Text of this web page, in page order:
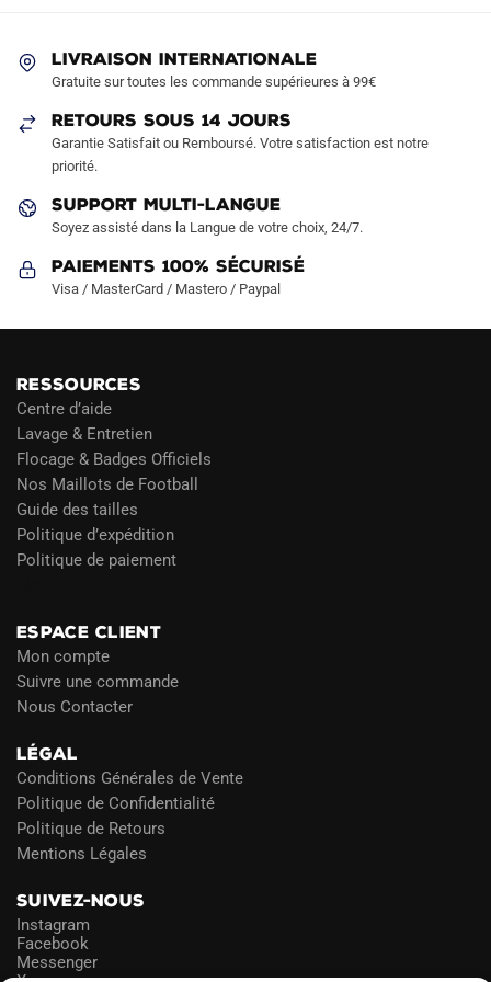
choisies
la
page
produit
page
LIVRAISON INTERNATIONALE
Gratuite sur toutes les commande supérieures à 99€
RETOURS SOUS 14 JOURS
Garantie Satisfait ou Remboursé. Votre satisfaction est notre
priorité.
SUPPORT MULTI-LANGUE
Soyez assisté dans la Langue de votre choix, 24/7.
Paiements 100% Sécurisé
Visa / MasterCard / Mastero / Paypal
RESSOURCES
Centre d’aide
Lavage & Entretien
Flocage & Badges Officiels
Nos Maillots de Football
Guide des tailles
Politique d’expédition
Politique de paiement
ESPACE CLIENT
Mon compte
Suivre une commande
Nous Contacter
LÉGAL
Conditions Générales de Vente
Politique de Confidentialité
Politique de Retours
Mentions Légales
SUIVEZ-NOUS
Instagram
Facebook
Messenger